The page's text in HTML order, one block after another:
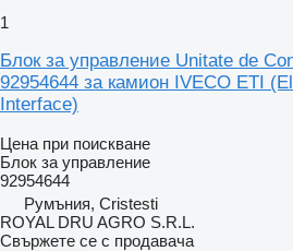
1
Блок за управление Unitate de
92954644 за камион IVECO ETI
Interface)
Цена при поискване
Блок за управление
92954644
Румъния, Cristesti
ROYAL DRU AGRO S.R.L.
Свържете се с продавача